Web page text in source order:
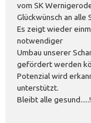
vom SK
Glückwünsch an
Es zeigt wieder
notwendiger
Umbau unserer
gefördert werden
Potenzial wird
unterstützt.
Bleibt alle gesund.....!